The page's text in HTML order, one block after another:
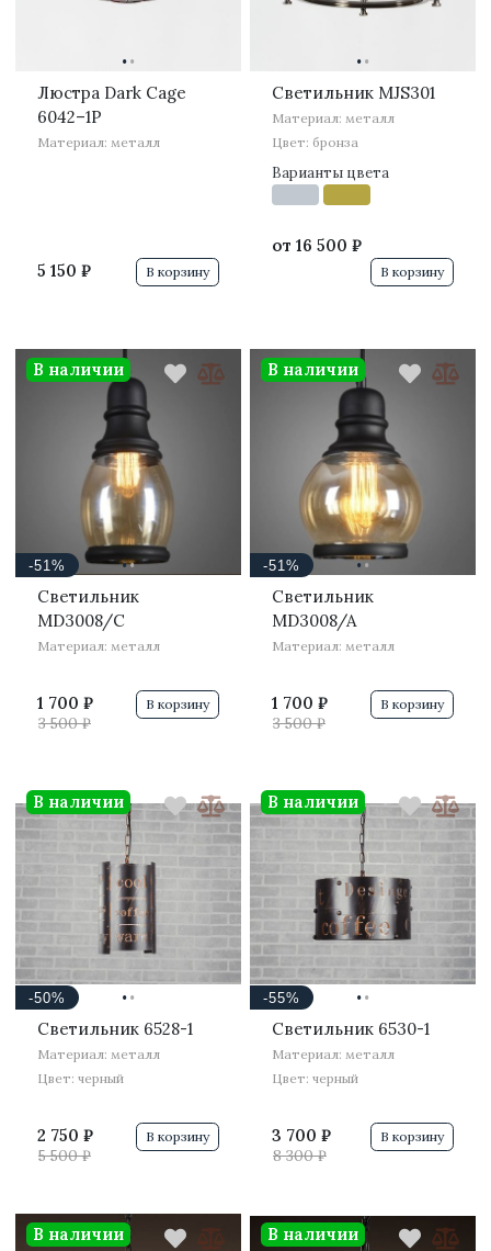
··
Люстра Dark Cage
6042–1P
Материал: металл
5 150 ₽ В корзину
··
Светильник MJS301
Материал: металл
Цвет: бронза
Варианты цвета
от 16 500 ₽
В корзину
··
-51%
Светильник
MD3008/C
Материал: металл
1 700 ₽
3 500 ₽
В наличии
В корзину
··
-51%
Светильник
MD3008/A
Материал: металл
1 700 ₽
3 500 ₽
В наличии
В корзину
··
-50%
Светильник 6528-1
Материал: металл
Цвет: черный
2 750 ₽
5 500 ₽
В наличии
В корзину
··
-55%
Светильник 6530-1
Материал: металл
Цвет: черный
3 700 ₽
8 300 ₽
В наличии
В корзину
В наличии В наличии